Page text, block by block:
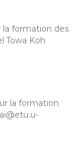
la formation des
Towa Koh
la formation.